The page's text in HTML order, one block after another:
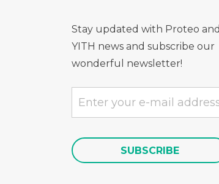
Stay updated with Proteo and
YITH news and subscribe our
wonderful newsletter!